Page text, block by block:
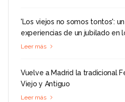
'Los viejos no somos tontos':
experiencias de un jubilado en
Leer más
Vuelve a Madrid la tradicional
Viejo y Antiguo
Leer más